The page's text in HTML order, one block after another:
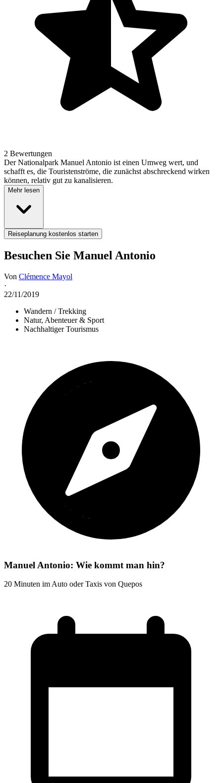
2 Bewertungen
Der Nationalpark Manuel Antonio ist einen Umweg wert, und
schafft es, die Touristenströme, die zunächst abschreckend wirken
können, relativ gut zu kanalisieren.
Mehr lesen
Reiseplanung kostenlos starten
Besuchen Sie Manuel Antonio
Von Clémence Mayol
·
22/11/2019
Wandern / Trekking
Natur, Abenteuer & Sport
Nachhaltiger Tourismus
Manuel Antonio: Wie kommt man hin?
20 Minuten im Auto oder Taxis von Quepos